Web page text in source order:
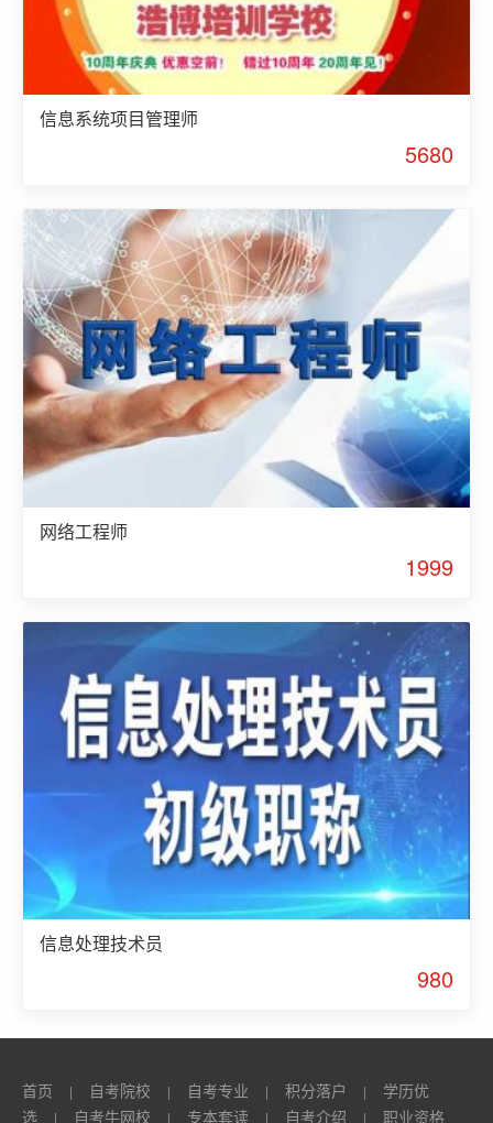
信息系统项目管理师
5680
网络工程师
1999
信息处理技术员
980
首页 | 自考院校 | 自考专业 | 积分落户 |
学历优
选
| 自考牛网校 | 专本套读 | 自考介绍 | 职业资格